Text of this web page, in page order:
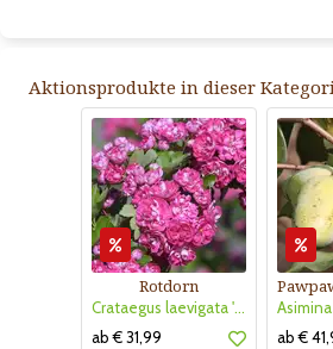
Aktionsprodukte in dieser
Rotdorn
Crataegus laevigata 'Pauls Scarlet'
ab € 31,99
ab €